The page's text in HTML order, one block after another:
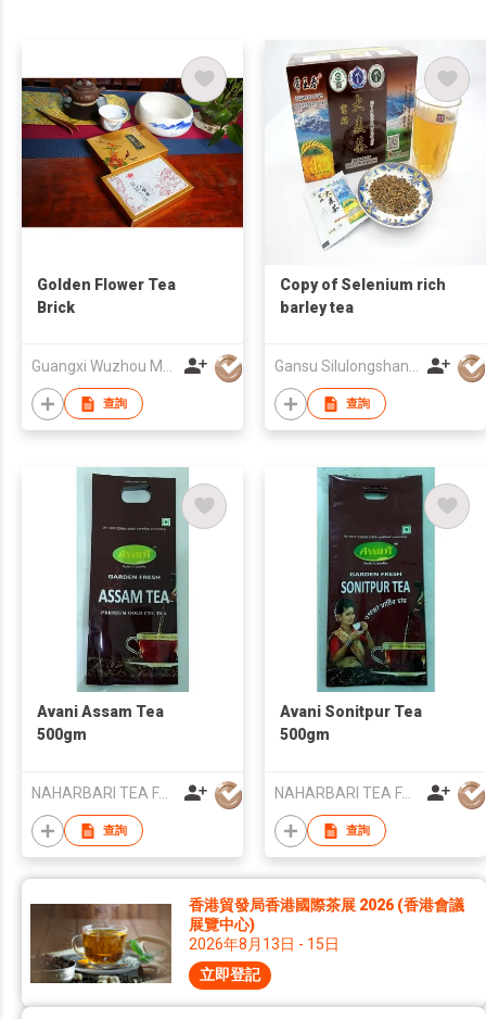
Golden Flower Tea
Brick
查詢
Copy of Selenium rich
barley tea
查詢
Avani Assam Tea
500gm
NAHARBARI TEA FACTORY A UNIT OF TEZPUR SOCIAL SERVICE SOCIETY COMMERCIAL
查詢
Avani Sonitpur Tea
500gm
NAHARBARI TEA FACTORY A UNIT OF TEZPUR SOCIAL SERVICE SOCIETY COMMERCIAL
查詢
香港貿發局香港國際茶展 2026 (香港會議
展覽中心)
2026年8月13日 - 15日
立即登記